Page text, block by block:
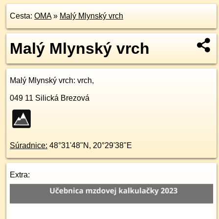
Cesta: OMA» Malý Mlynský vrch
Malý Mlynský vrch
Malý Mlynský vrch: vrch,
049 11 Silická Brezová
Súradnice: 48°31'48"N , 20°29'38"E
Extra: